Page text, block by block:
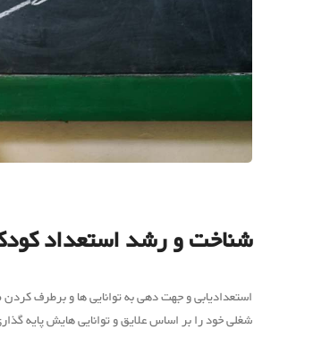
شناخت و رشد استعداد
استعدادیابی و جهت دهی به توانایی ها و برطرف
شغلی خود را بر اساس علایق و توانایی هایش پایه